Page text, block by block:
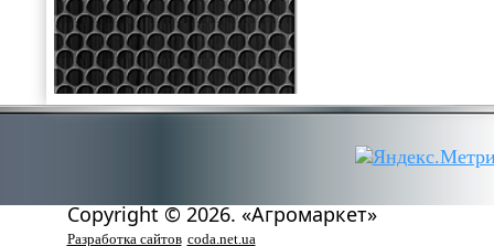
Copyright © 2026. «Агромаркет»
Разработка сайтов coda.net.ua